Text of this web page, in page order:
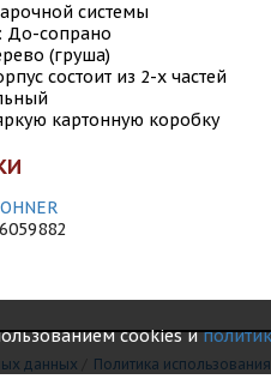
системы
: До-сопрано
(груша)
состоит из 2-х частей
картонную коробку
данных Политика
cookies и